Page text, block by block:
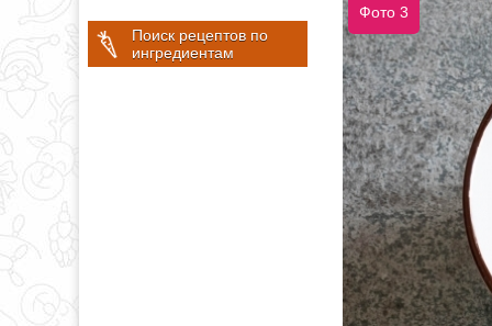
Поиск рецептов по
ингредиентам
Фото 3